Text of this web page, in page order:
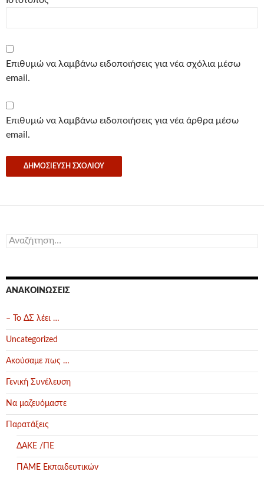
Επιθυμώ να λαμβάνω ειδοποιήσεις για νέα σχόλια μέσω
email.
Επιθυμώ να λαμβάνω ειδοποιήσεις για νέα άρθρα μέσω
email.
Αναζήτηση
για:
ΑΝΑΚΟΙΝΏΣΕΙΣ
– Το ΔΣ λέει …
Uncategorized
Ακούσαμε πως …
Γενική Συνέλευση
Να μαζευόμαστε
Παρατάξεις
ΔΑΚΕ /ΠΕ
ΠΑΜΕ Εκπαιδευτικών